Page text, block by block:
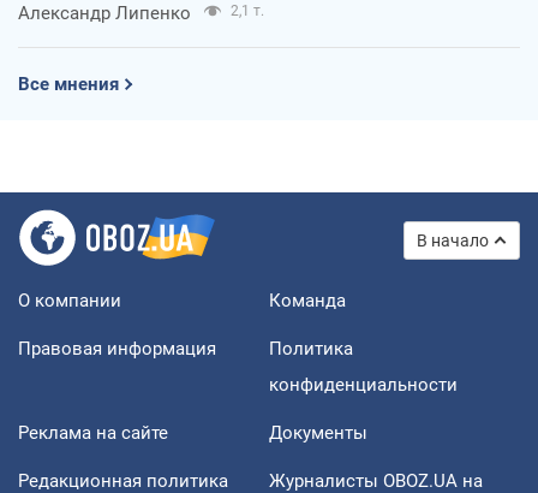
Александр Липенко 2,1 т.
Все мнения
В начало
О компании Команда
Правовая информация
Политика
конфиденциальности
Реклама на сайте Документы
Редакционная политика
Журналисты OBOZ.UA на